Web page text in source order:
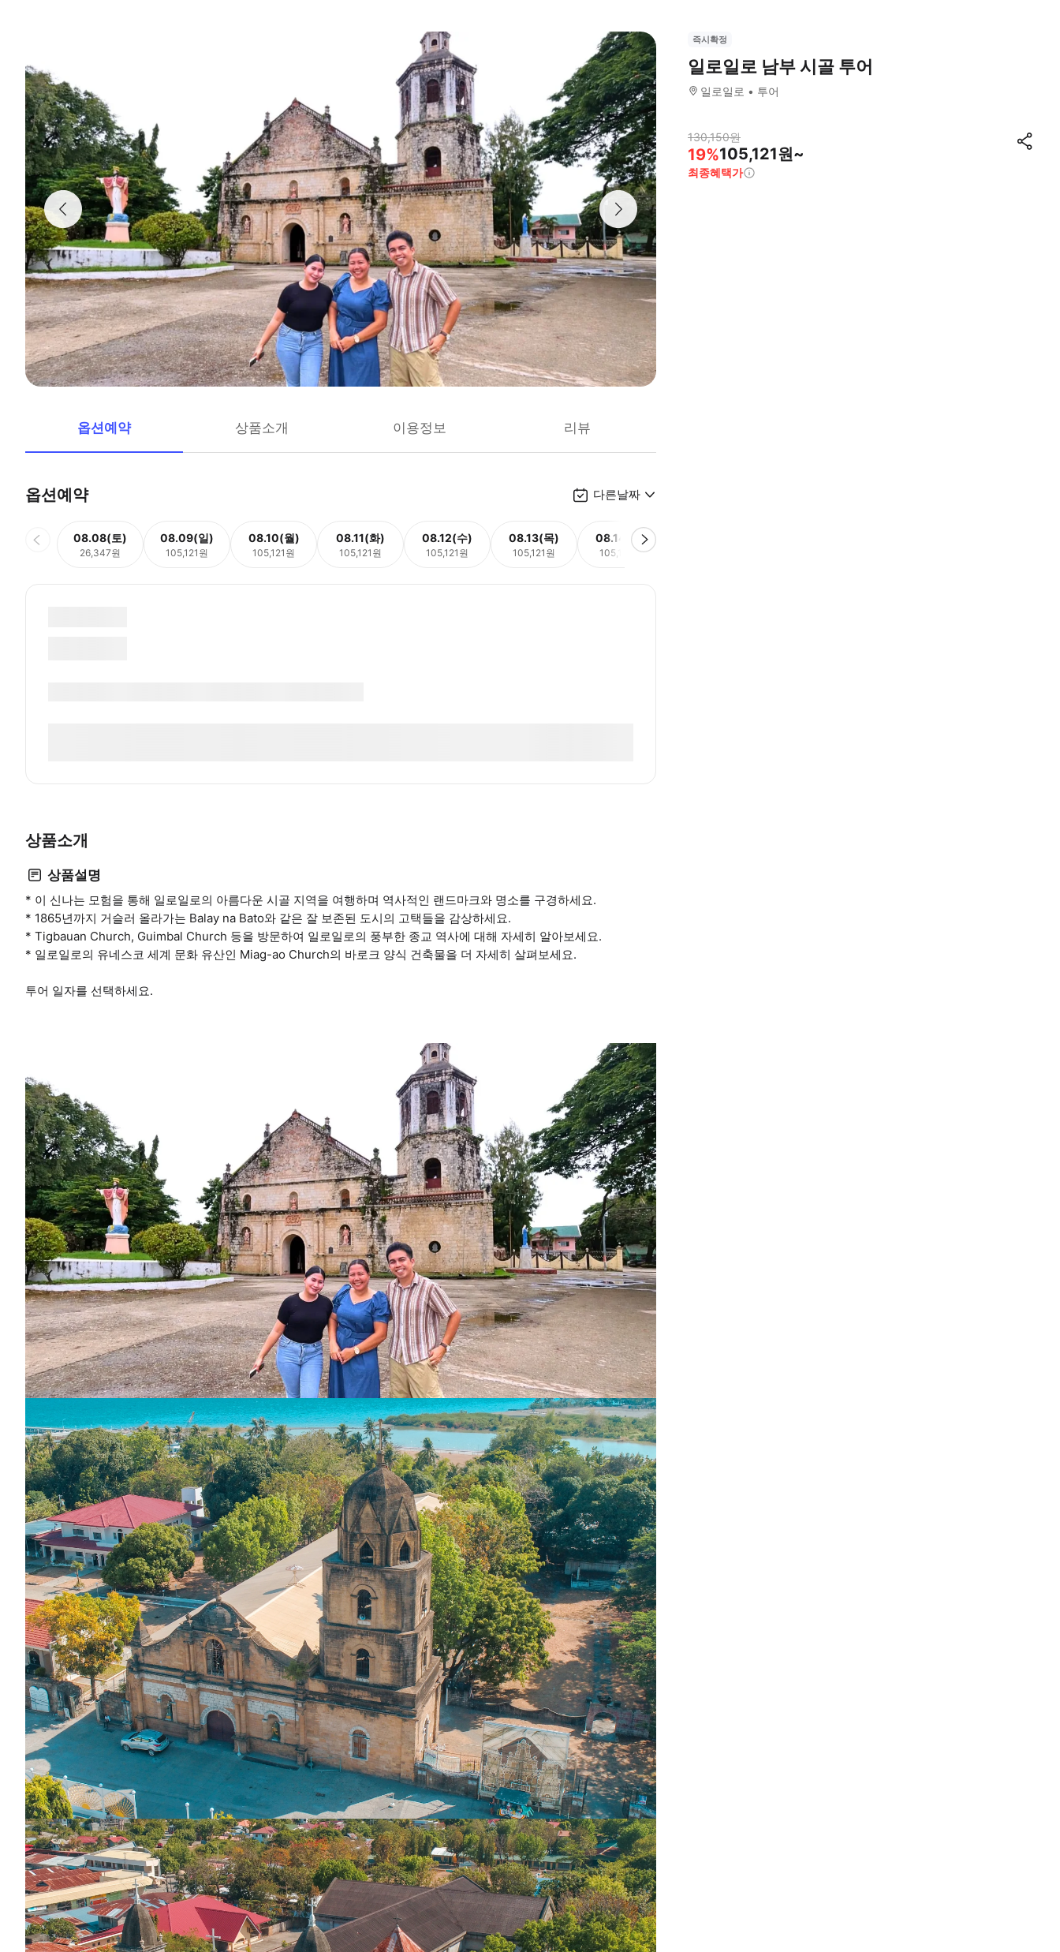
옵션예약 상품소개 이용정보 리뷰
옵션예약 다른날짜
08.08(토)
26,347원
08.09(일)
105,121원
08.10(월)
105,121원
08.11(화)
105,121원
08.12(수)
105,121원
08.13(목)
105,121원
08.14(금)
105,121원
상품소개
상품설명
* 이 신나는 모험을 통해 일로일로의 아름다운 시골 지역을 여행하며 역사적인 랜드마크와 명소를 구경하세요.
* 1865년까지 거슬러 올라가는 Balay na Bato와 같은 잘 보존된 도시의 고택들을 감상하세요.
* Tigbauan Church, Guimbal Church 등을 방문하여 일로일로의 풍부한 종교 역사에 대해 자세히 알아보세요.
* 일로일로의 유네스코 세계 문화 유산인 Miag-ao Church의 바로크 양식 건축물을 더 자세히 살펴보세요.
투어 일자를 선택하세요.
즉시확정
일로일로 남부 시골 투어
일로일로 투어
130,150원
19%105,121원~
최종혜택가